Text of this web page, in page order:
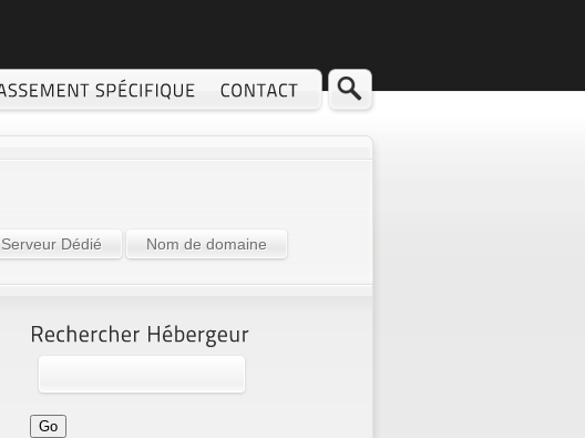
Serveur Dédié Nom de domaine